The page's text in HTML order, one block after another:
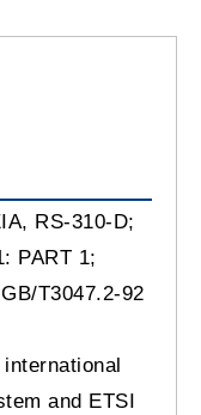
RS-310-D;
PART 1;
T3047.2-92
and ETSI